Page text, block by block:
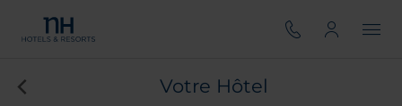
Votre Hôtel